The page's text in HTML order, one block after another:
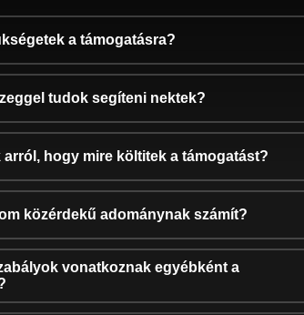
a támogatásra?
tudok segíteni nektek?
arról, hogy mire költitek a támogatást?
közérdekű adománynak számít?
vonatkoznak egyébként a